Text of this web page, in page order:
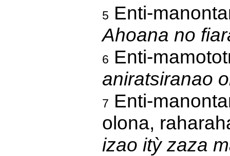
5 Enti-
Ahoana no
6 Enti-
aniratsiranao
7 Enti-
olona,
izao itỳ zaza